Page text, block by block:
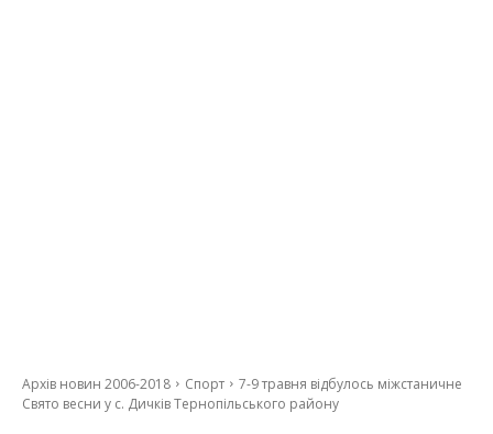
Архів новин 2006-2018 Спорт
7-9 травня відбулось міжстаничне
Свято весни у с. Дичків Тернопільського району